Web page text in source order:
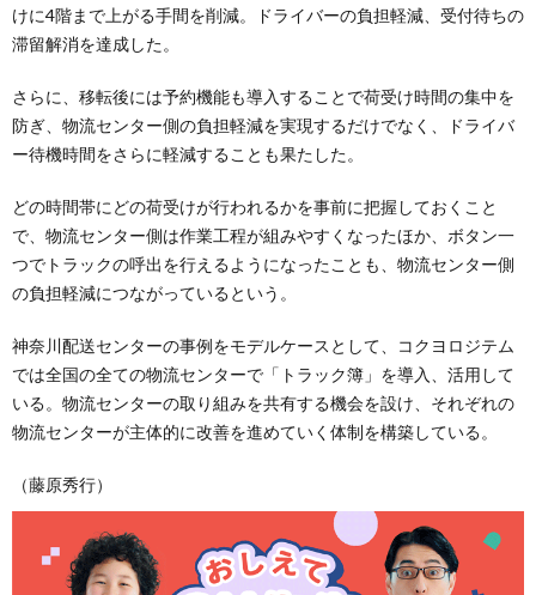
けに4階まで上がる手間を削減。ドライバーの負担軽減、受付待ちの
滞留解消を達成した。
さらに、移転後には予約機能も導入することで荷受け時間の集中を
防ぎ、物流センター側の負担軽減を実現するだけでなく、ドライバ
ー待機時間をさらに軽減することも果たした。
どの時間帯にどの荷受けが行われるかを事前に把握しておくこと
で、物流センター側は作業工程が組みやすくなったほか、ボタン一
つでトラックの呼出を行えるようになったことも、物流センター側
の負担軽減につながっているという。
神奈川配送センターの事例をモデルケースとして、コクヨロジテム
では全国の全ての物流センターで「トラック簿」を導入、活用して
いる。物流センターの取り組みを共有する機会を設け、それぞれの
物流センターが主体的に改善を進めていく体制を構築している。
（藤原秀行）